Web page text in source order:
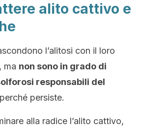
alito cattivo e
l’alitosi con il loro
ma non sono in grado di
responsabili del
persiste.
alla radice l’alito cattivo,